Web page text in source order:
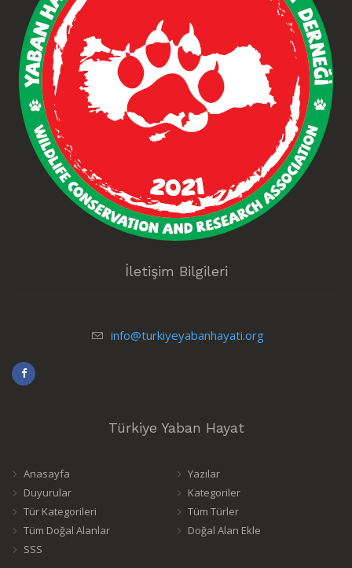
İletişim Bilgileri
info@turkiyeyabanhayati.org
Türkiye Yaban Hayat
Anasayfa
Yazılar
Duyurular
Kategoriler
Tür Kategorileri
Tüm Türler
Tüm Doğal Alanlar
Doğal Alan Ekle
SSS